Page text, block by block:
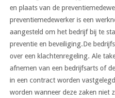
en plaats van de
preventiemedewerker is een
aangesteld om het bedrijf bij te
preventie en beveiliging.De
over een klachtenregeling. Ale
afnemen van een bedrijfsarts of
in een contract worden
worden wanneer deze zaken niet